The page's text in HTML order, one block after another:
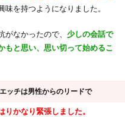
味を持つようになりました。
なかったので、 少しの会話で
もと思い、思い切って始めるこ
ッチは男性からのリードで
かなり緊張しました。